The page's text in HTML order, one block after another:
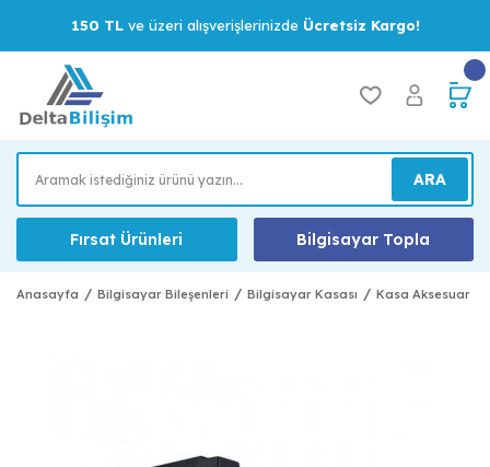
150 TLve üzeri alışverişlerinizde Ücretsiz Kargo!
ARA
Fırsat Ürünleri Bilgisayar Topla
Anasayfa Bilgisayar Bileşenleri Bilgisayar Kasası Kasa Aksesuar